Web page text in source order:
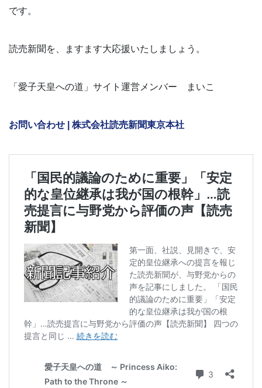
です。
読売新聞を、ますます大応援いたしましょう。
「愛子天皇への道」サイト運営メンバー まいこ
お問い合わせ | 株式会社読売新聞東京本社